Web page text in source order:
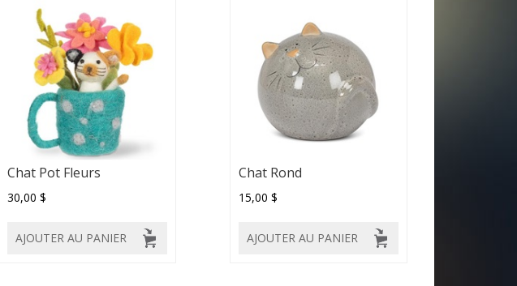
Chat Pot Fleurs
30,00 $
AJOUTER AU PANIER
Chat Rond
15,00 $
AJOUTER AU PANIER